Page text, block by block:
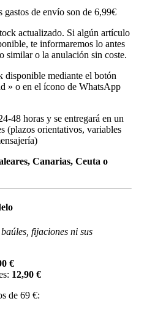
gastos de envío son de 6,99€
actualizado. Si algún artículo
te informaremos lo antes
similar o la anulación sin coste.
disponible mediante el botón
» o en el ícono de WhatsApp
48 horas y se entregará en un
(plazos orientativos, variables
Canarias, Ceuta o
fijaciones ni sus
€
12,90 €
de 69 €: